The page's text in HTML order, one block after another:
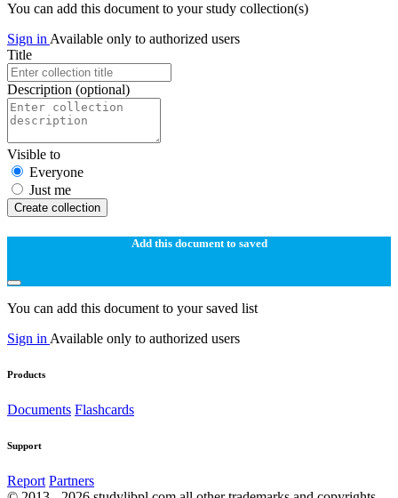
You can add this document to your study collection(s)
Sign in Available only to authorized users
Title
Description (optional)
Visible to
Everyone
Just me
Create collection
Add this document to saved
You can add this document to your saved list
Sign in Available only to authorized users
Products
Documents Flashcards
Support
Report Partners